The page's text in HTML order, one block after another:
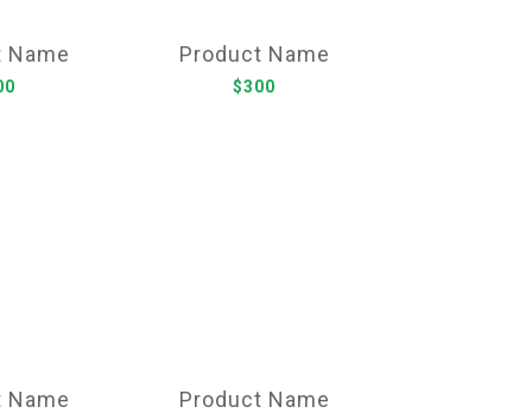
Name Product Name
$300
Name Product Name